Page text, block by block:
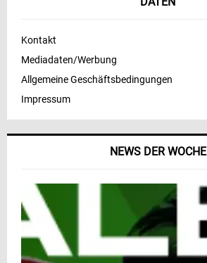
NEWS DER WOCHE
Kontakt
Mediadaten/Werbung
Allgemeine Geschäftsbedingungen
Impressum